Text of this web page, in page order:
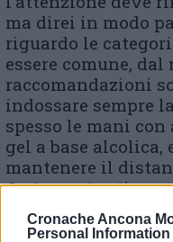
Cronache Ancona
Personal Information
ma direi in modo
riguardo le
essere comune,
raccomandazioni
indossare sempre
spesso le mani con
gel a base
mantenere il
Certamente
solo così